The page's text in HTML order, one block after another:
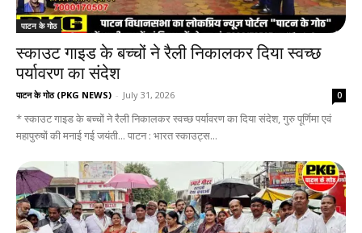
पाटन के गोठ
स्काउट गाइड के बच्चों ने रैली निकालकर दिया स्वच्छ
पर्यावरण का संदेश
पाटन के गोठ (PKG NEWS) - July 31, 2026 0
* स्काउट गाइड के बच्चों ने रैली निकालकर स्वच्छ पर्यावरण का दिया संदेश, गुरु पूर्णिमा एवं
महापुरुषों की मनाई गई जयंती... पाटन : भारत स्काउट्स...